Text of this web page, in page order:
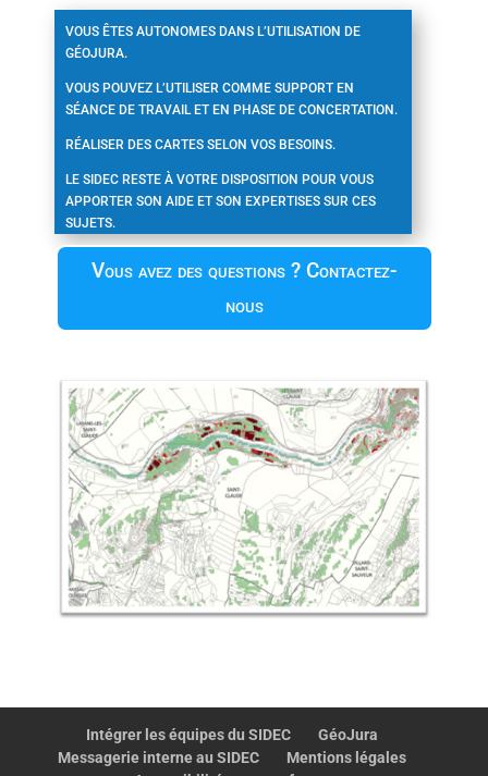
VOUS ÊTES AUTONOMES DANS L’UTILISATION DE
GÉOJURA.
VOUS POUVEZ L’UTILISER COMME SUPPORT EN
SÉANCE DE TRAVAIL ET EN PHASE DE CONCERTATION.
RÉALISER DES CARTES SELON VOS BESOINS.
LE SIDEC RESTE À VOTRE DISPOSITION POUR VOUS
APPORTER SON AIDE ET SON EXPERTISES SUR CES
SUJETS.
Vous avez des questions ? Contactez-
nous
Intégrer les équipes du SIDEC
GéoJura
Messagerie interne au SIDEC
Mentions légales